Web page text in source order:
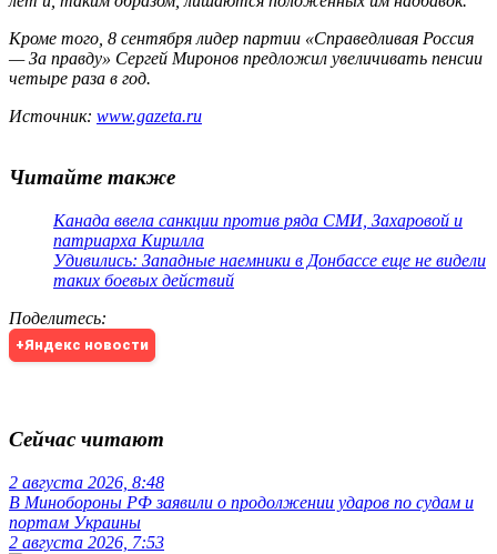
Кроме того, 8 сентября лидер партии «Справедливая Россия
— За правду» Сергей Миронов предложил увеличивать пенсии
четыре раза в год.
Источник: www.gazeta.ru
Читайте также
Канада ввела санкции против ряда СМИ, Захаровой и
патриарха Кирилла
Удивились: Западные наемники в Донбассе еще не видели
таких боевых действий
Поделитесь:
+Яндекс новости
Сейчас читают
2 августа 2026, 8:48
В Минобороны РФ заявили о продолжении ударов по судам и
портам Украины
2 августа 2026, 7:53